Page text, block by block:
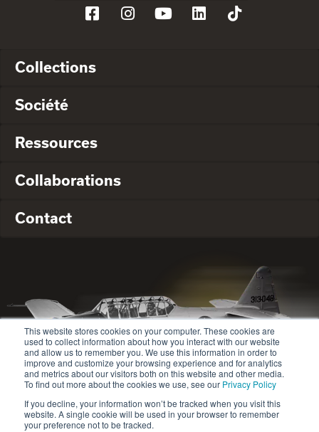
This website stores cookies on your computer. These cookies are
used to collect information about how you interact with our website
and allow us to remember you. We use this information in order to
improve and customize your browsing experience and for analytics
and metrics about our visitors both on this website and other media.
To find out more about the cookies we use, see our Privacy Policy
If you decline, your information won’t be tracked when you visit this
website. A single cookie will be used in your browser to remember
your preference not to be tracked.
Collections
Société
Ressources
Collaborations
Contact
© 2020-2024 Safety Jogger All rights reserved